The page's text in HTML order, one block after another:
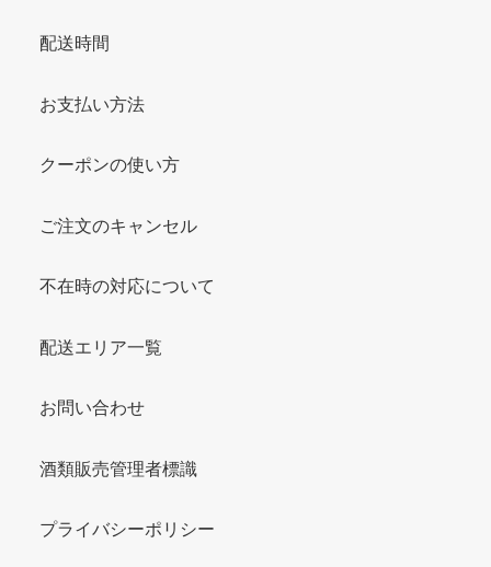
配送時間
お支払い方法
クーポンの使い方
ご注文のキャンセル
不在時の対応について
配送エリア一覧
お問い合わせ
酒類販売管理者標識
プライバシーポリシー